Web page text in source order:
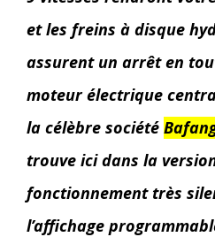
et les freins à disque
assurent un arrêt en
moteur électrique
la célèbre société
trouve ici dans la
fonctionnement très
l’affichage